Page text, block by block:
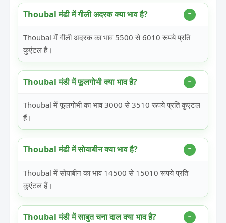
Thoubal मंडी में गीली अदरक क्या भाव है?
Thoubal में गीली अदरक का भाव 5500 से 6010 रूपये प्रति
कुएंटल हैं।
Thoubal मंडी में फूलगोभी क्या भाव है?
Thoubal में फूलगोभी का भाव 3000 से 3510 रूपये प्रति कुएंटल
हैं।
Thoubal मंडी में सोयाबीन क्या भाव है?
Thoubal में सोयाबीन का भाव 14500 से 15010 रूपये प्रति
कुएंटल हैं।
Thoubal मंडी में साबुत चना दाल क्या भाव है?